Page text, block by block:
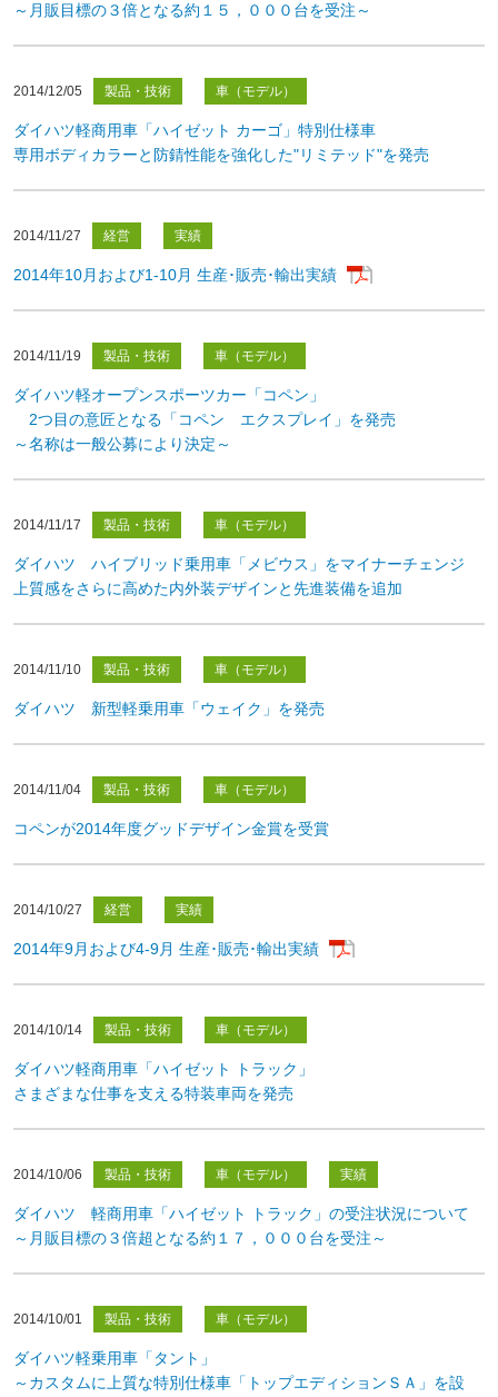
～月販目標の３倍となる約１５，０００台を受注～
2014/12/05 製品・技術 車（モデル）
ダイハツ軽商用車「ハイゼット カーゴ」特別仕様車
専用ボディカラーと防錆性能を強化した"リミテッド"を発売
2014/11/27 経営 実績
2014年10月および1-10月 生産･販売･輸出実績
2014/11/19 製品・技術 車（モデル）
ダイハツ軽オープンスポーツカー「コペン」
2つ目の意匠となる「コペン エクスプレイ」を発売
～名称は一般公募により決定～
2014/11/17 製品・技術 車（モデル）
ダイハツ ハイブリッド乗用車「メビウス」をマイナーチェンジ
上質感をさらに高めた内外装デザインと先進装備を追加
2014/11/10 製品・技術 車（モデル）
ダイハツ 新型軽乗用車「ウェイク」を発売
2014/11/04 製品・技術 車（モデル）
コペンが2014年度グッドデザイン金賞を受賞
2014/10/27 経営 実績
2014年9月および4-9月 生産･販売･輸出実績
2014/10/14 製品・技術 車（モデル）
ダイハツ軽商用車「ハイゼット トラック」
さまざまな仕事を支える特装車両を発売
2014/10/06 製品・技術 車（モデル） 実績
ダイハツ 軽商用車「ハイゼット トラック」の受注状況について
～月販目標の３倍超となる約１７，０００台を受注～
2014/10/01 製品・技術 車（モデル）
ダイハツ軽乗用車「タント」
～カスタムに上質な特別仕様車「トップエディションＳＡ」を設